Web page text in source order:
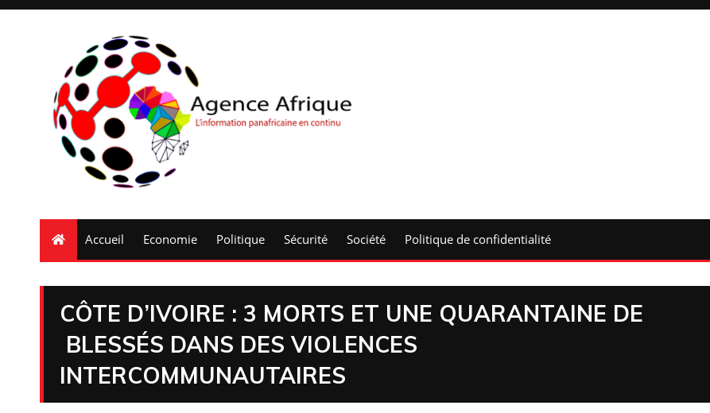
Accueil Economie Politique Sécurité Société Politique de confidentialité
CÔTE D’IVOIRE : 3 MORTS ET UNE QUARANTAINE DE
BLESSÉS DANS DES VIOLENCES
INTERCOMMUNAUTAIRES